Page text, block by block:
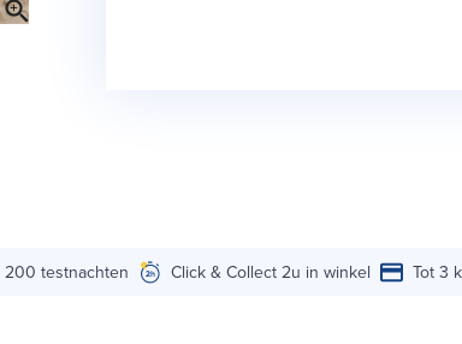
200 testnachten Click & Collect 2u in winkel Tot 3